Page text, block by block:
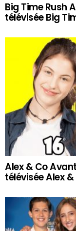
Big Time Rush
télévisée Big
Alex & Co
télévisée Alex